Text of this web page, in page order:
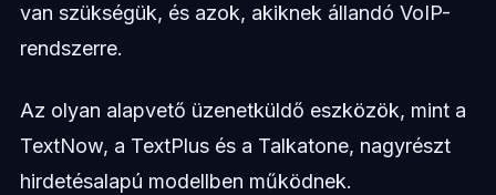
van szükségük, és azok, akiknek állandó VoIP-
rendszerre.
Az olyan alapvető üzenetküldő eszközök, mint a
TextNow, a TextPlus és a Talkatone, nagyrészt
hirdetésalapú modellben működnek.